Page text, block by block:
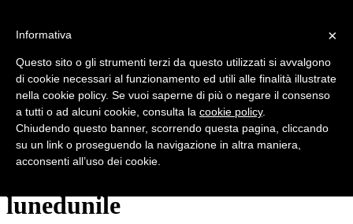
HOME
NEWS
SERATE E SHOW
FESTIVAL
INTERVISTE
VINTAGE
RUBRICHE
EFFETTO BURLESQUE
CONTATTI
lunedunile
×
Informativa
Questo sito o gli strumenti terzi da questo utilizzati si avvalgono
di cookie necessari al funzionamento ed utili alle finalità illustrate
nella cookie policy. Se vuoi saperne di più o negare il consenso
a tutti o ad alcuni cookie, consulta la cookie policy.
Chiudendo questo banner, scorrendo questa pagina, cliccando
su un link o proseguendo la navigazione in altra maniera,
acconsenti all’uso dei cookie.